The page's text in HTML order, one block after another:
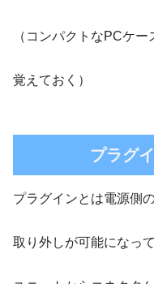
（コンパクトなPCケ
覚えておく）
プラグ
プラグインとは電源側
取り外しが可能になっ